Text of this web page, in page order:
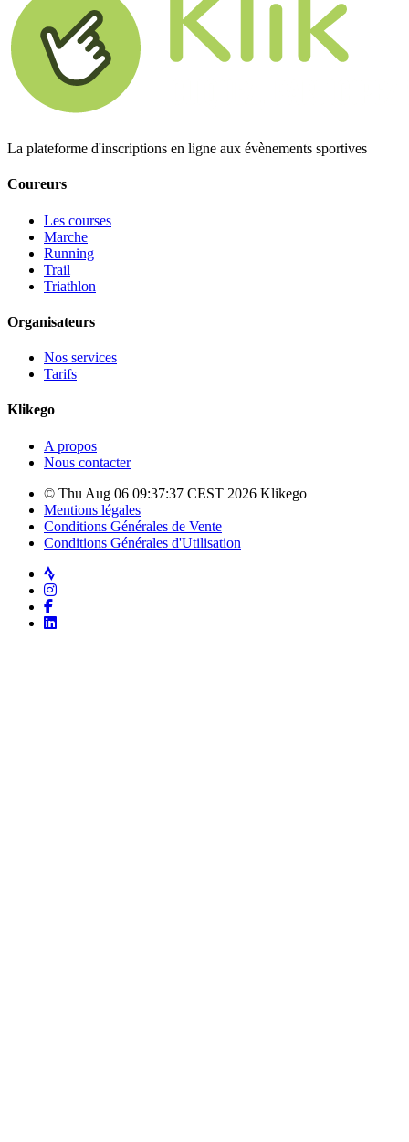
La plateforme d'inscriptions en ligne aux évènements sportives
Coureurs
Les courses
Marche
Running
Trail
Triathlon
Organisateurs
Nos services
Tarifs
Klikego
A propos
Nous contacter
© Thu Aug 06 09:37:37 CEST 2026 Klikego
Mentions légales
Conditions Générales de Vente
Conditions Générales d'Utilisation
Strava
Instagram
Facebook
LinkedIn